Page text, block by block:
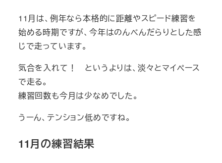
11月は、例年なら本格的に距離やスピード練習を
始める時期ですが、今年はのんべんだらりとした感
じで走っています。
気合を入れて！ というよりは、淡々とマイペース
で走る。
練習回数も今月は少なめでした。
うーん、テンション低めですね。
11月の練習結果